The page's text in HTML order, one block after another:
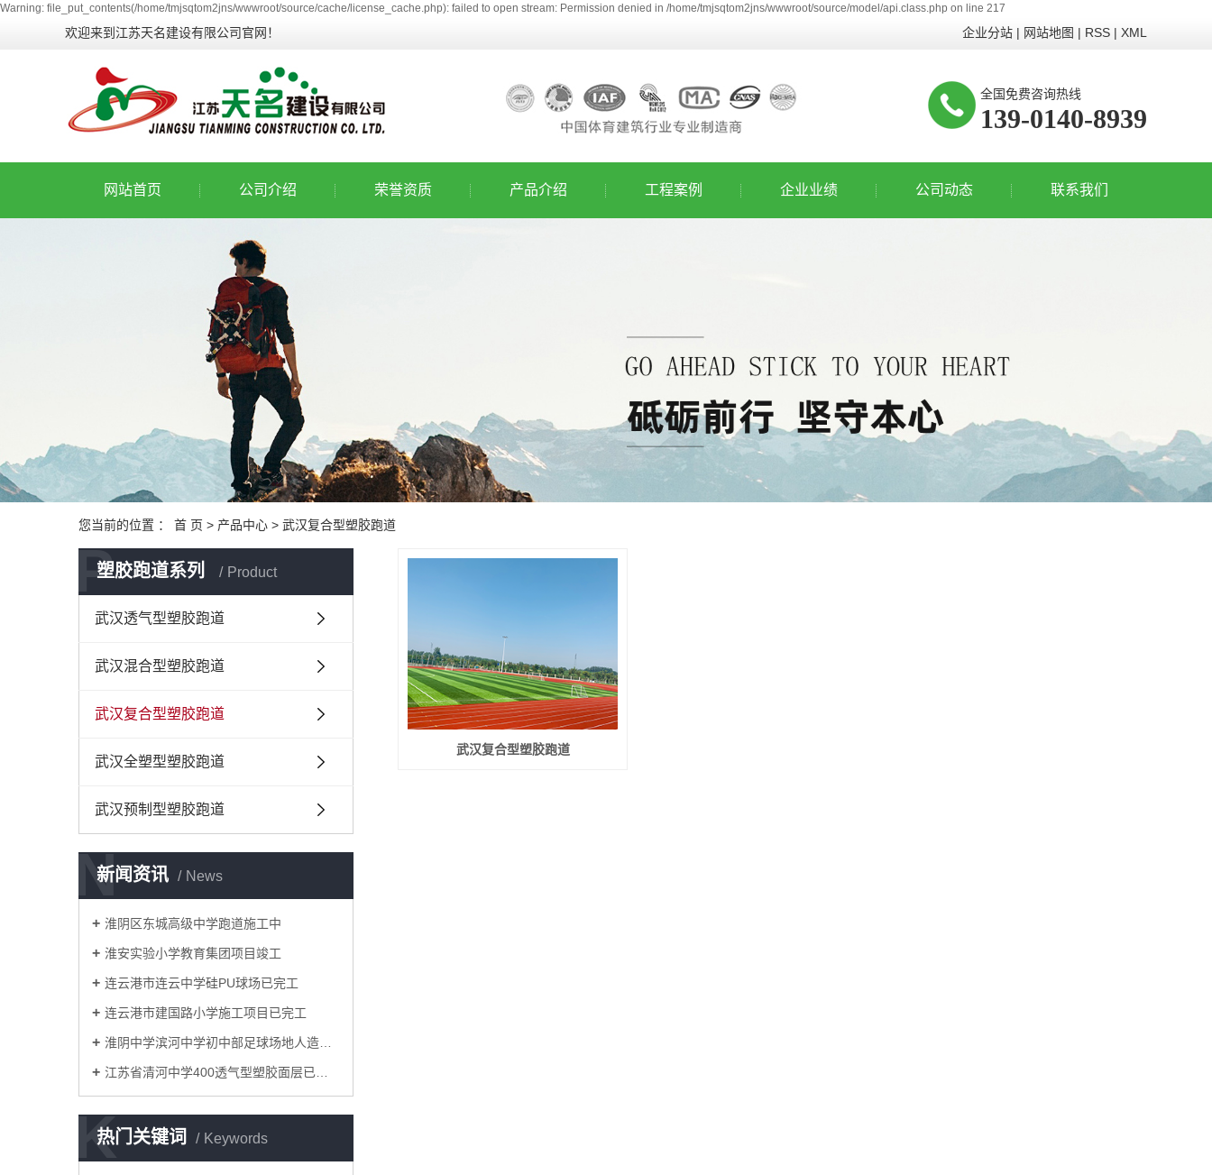
Warning: file_put_contents(/home/tmjsqtom2jns/wwwroot/source/cache/license_cache.php): failed to open stream: Permission denied in /home/tmjsqtom2jns/wwwroot/source/model/api.class.php on line 217
欢迎来到江苏天名建设有限公司官网！ 企业分站 | 网站地图 | RSS | XML
全国免费咨询热线
139-0140-8939
网站首页 公司介绍 荣誉资质 产品介绍 工程案例 企业业绩 公司动态 联系我们
您当前的位置 ： 首 页 > 产品中心 > 武汉复合型塑胶跑道
塑胶跑道系列 Product
P
武汉透气型塑胶跑道
武汉混合型塑胶跑道
武汉复合型塑胶跑道
武汉全塑型塑胶跑道
武汉预制型塑胶跑道
新闻资讯 News
N
淮阴区东城高级中学跑道施工中
淮安实验小学教育集团项目竣工
连云港市连云中学硅PU球场已完工
连云港市建国路小学施工项目已完工
淮阴中学滨河中学初中部足球场地人造草坪已竣工
江苏省清河中学400透气型塑胶面层已竣工
热门关键词 Keywords
K
武汉复合型塑胶跑道